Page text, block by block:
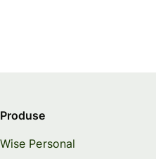
Produse
Wise Personal